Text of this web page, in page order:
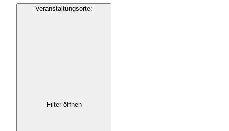
Veranstaltungsorte:
Filter öffnen